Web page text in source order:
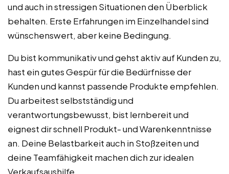
und auch in stressigen Situationen den Überblick
behalten. Erste Erfahrungen im Einzelhandel sind
wünschenswert, aber keine Bedingung.
Du bist kommunikativ und gehst aktiv auf Kunden zu,
hast ein gutes Gespür für die Bedürfnisse der
Kunden und kannst passende Produkte empfehlen.
Du arbeitest selbstständig und
verantwortungsbewusst, bist lernbereit und
eignest dir schnell Produkt- und Warenkenntnisse
an. Deine Belastbarkeit auch in Stoßzeiten und
deine Teamfähigkeit machen dich zur idealen
Verkaufsaushilfe.